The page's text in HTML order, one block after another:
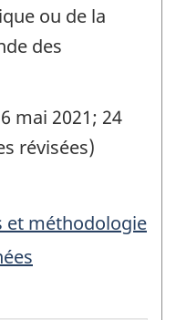
ou de la
des
mai 2021; 24
révisées)
et méthodologie